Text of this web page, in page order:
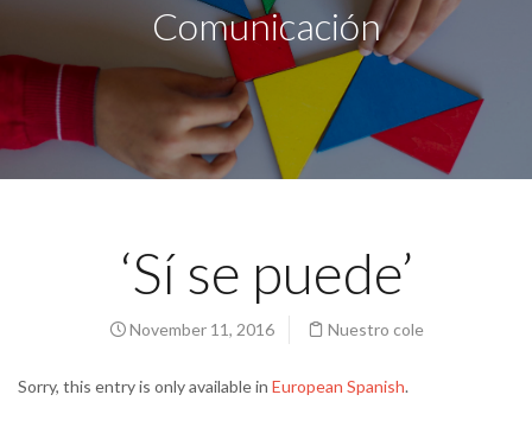
Comunicación
‘Sí se puede’
November 11, 2016 Nuestro cole
Sorry, this entry is only available in European Spanish.